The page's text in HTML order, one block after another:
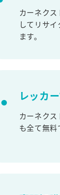
カーネク
してリサ
ます。
レッカ
カーネク
も全て無